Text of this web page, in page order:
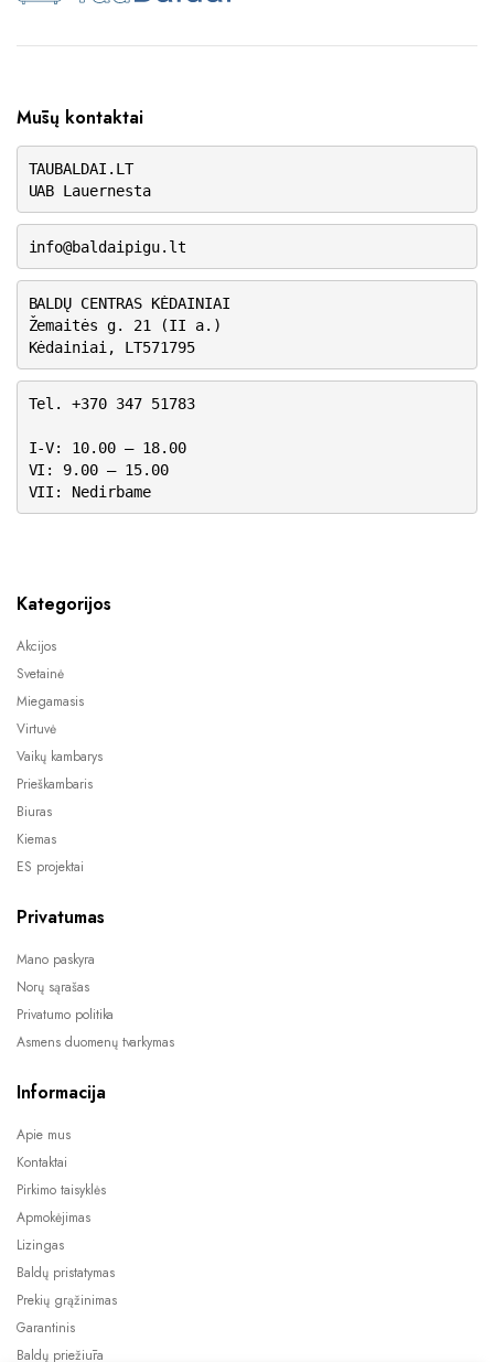
Mūsų kontaktai
TAUBALDAI.LT
UAB Lauernesta
info@baldaipigu.lt
BALDŲ CENTRAS KĖDAINIAI
Žemaitės g. 21 (II a.)
Kėdainiai, LT571795
Tel. +370 347 51783
I-V: 10.00 – 18.00
VI: 9.00 – 15.00
VII: Nedirbame
Kategorijos
Akcijos
Svetainė
Miegamasis
Virtuvė
Vaikų kambarys
Prieškambaris
Biuras
Kiemas
ES projektai
Privatumas
Mano paskyra
Norų sąrašas
Privatumo politika
Asmens duomenų tvarkymas
Informacija
Apie mus
Kontaktai
Pirkimo taisyklės
Apmokėjimas
Lizingas
Baldų pristatymas
Prekių grąžinimas
Garantinis
Baldų priežiūra